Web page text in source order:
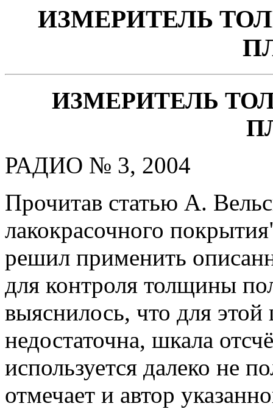
ИЗМЕРИТЕЛЬ
ИЗМЕРИТЕЛЬ
РАДИО № 3, 2004
Прочитав статью А.
лакокрасочного
решил применить
для контроля толщины
выяснилось, что для этой
недостаточна, шкала
используется далеко не
отмечает и автор